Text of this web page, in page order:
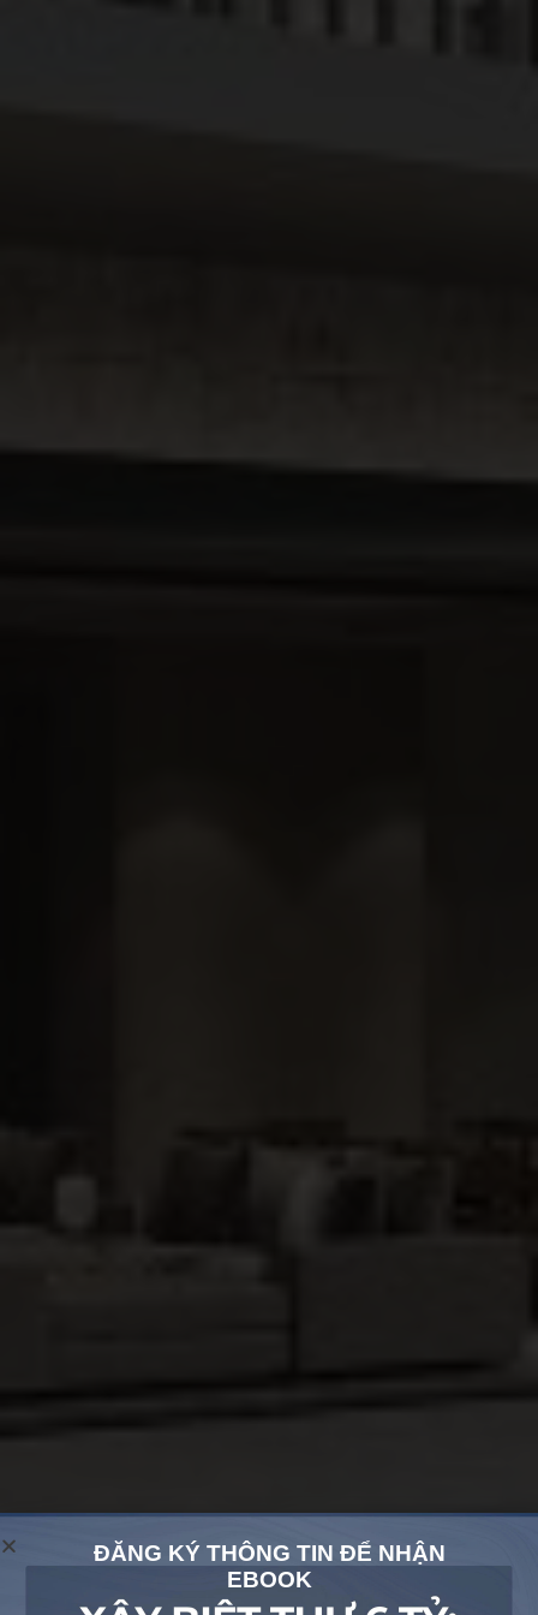
ĐĂNG KÝ THÔNG TIN ĐỂ NHẬN
EBOOK